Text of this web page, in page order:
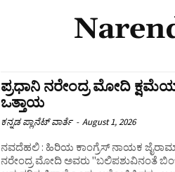
ಪ್ರಧಾನಿ ನರೇಂದ್ರ ಮೋದಿ
ಒತ್ತಾಯ
ಕನ್ನಡ ಪ್ಲಾನೆಟ್ ವಾರ್ತೆ - August 1, 2026
ನವದೆಹಲಿ : ಹಿರಿಯ ಕಾಂಗ್ರೆಸ್ ನಾಯಕ ಜೈರಾಮ್ ರಮೇಶ್ ಶನಿವಾರದಂದು ಪ್ರಧಾನಿ
ನರೇಂದ್ರ ಮೋದಿ ಅವರು "ಬಲಿಪಶುವಿನಂತೆ